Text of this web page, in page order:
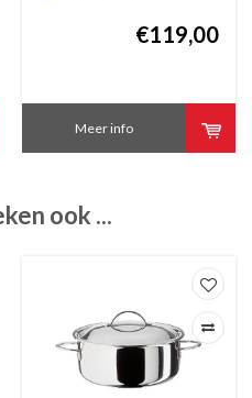
€119,00
Meer info
ook ...